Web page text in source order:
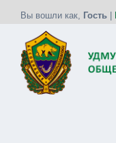
Вы вошли как, Гость